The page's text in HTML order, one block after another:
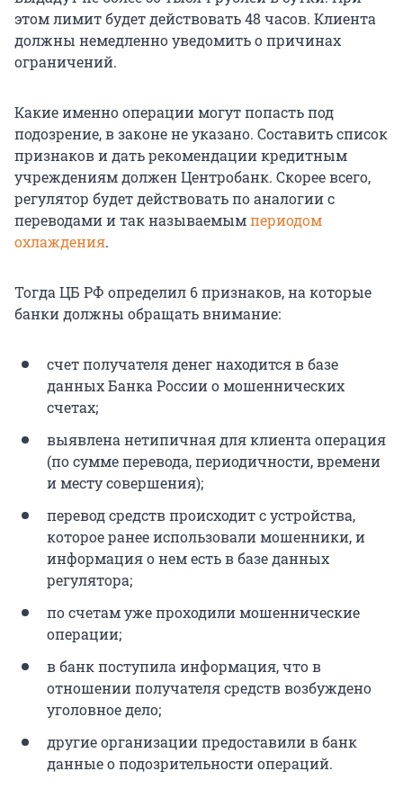
этом лимит будет действовать 48 часов. Клиента
должны немедленно уведомить о причинах
ограничений.
Какие именно операции могут попасть под
подозрение, в законе не указано. Составить список
признаков и дать рекомендации кредитным
учреждениям должен Центробанк. Скорее всего,
регулятор будет действовать по аналогии с
переводами и так называемымпериодом
охлаждения.
Тогда ЦБ РФ определил 6 признаков, на которые
банки должны обращать внимание:
счет получателя денег находится в базе
данных Банка России о мошеннических
счетах;
выявлена нетипичная для клиента операция
(по сумме перевода, периодичности, времени
и месту совершения);
перевод средств происходит с устройства,
которое ранее использовали мошенники, и
информация о нем есть в базе данных
регулятора;
по счетам уже проходили мошеннические
операции;
в банк поступила информация, что в
отношении получателя средств возбуждено
уголовное дело;
другие организации предоставили в банк
данные о подозрительности операций.